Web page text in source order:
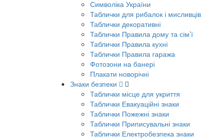
Символіка України
Таблички для рибалок і мисливців
Таблички декоративні
Таблички Правила дому та сім’ї
Таблички Правила кухні
Таблички Правила гаража
Фотозони на банері
Плакати новорічні
Знаки безпеки
Таблички місце для укриття
Таблички Евакуаційні знаки
Таблички Пожежні знаки
Таблички Приписувальні знаки
Таблички Електробезпека знаки